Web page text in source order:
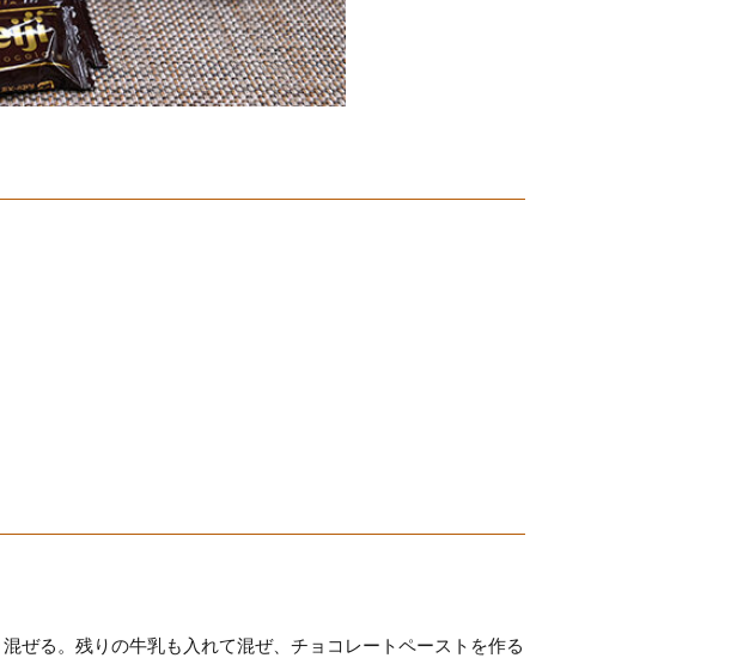
ぜる。残りの牛乳も入れて混ぜ、チョコレートペーストを作る